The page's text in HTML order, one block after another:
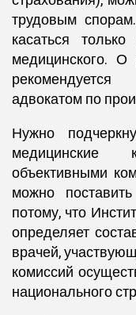
трудовым
касаться
медицинского. О
адвокатом по
Нужно
объективными
можно
потому, что
определяет
врачей,
комиссий
национального